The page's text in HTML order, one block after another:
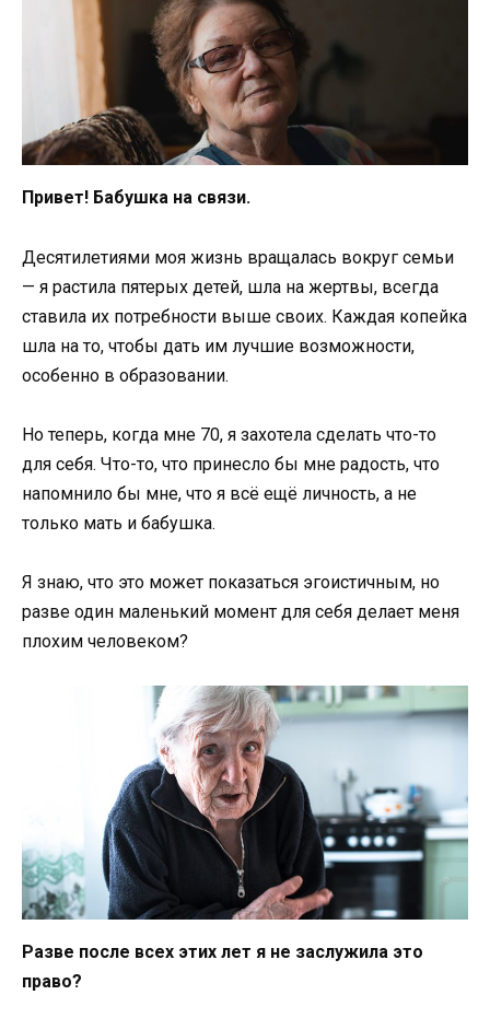
Привет! Бабушка на связи.
Десятилетиями моя жизнь вращалась вокруг семьи
— я растила пятерых детей, шла на жертвы, всегда
ставила их потребности выше своих. Каждая копейка
шла на то, чтобы дать им лучшие возможности,
особенно в образовании.
Но теперь, когда мне 70, я захотела сделать что-то
для себя. Что-то, что принесло бы мне радость, что
напомнило бы мне, что я всё ещё личность, а не
только мать и бабушка.
Я знаю, что это может показаться эгоистичным, но
разве один маленький момент для себя делает меня
плохим человеком?
Разве после всех этих лет я не заслужила это
право?